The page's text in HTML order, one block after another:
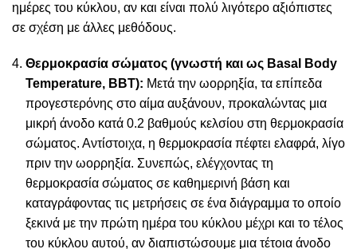
ημέρες του κύκλου, αν και είναι πολύ λιγότερο αξιόπιστες
σε σχέση με άλλες μεθόδους.
Θερμοκρασία σώματος (γνωστή και ως Basal Body
Temperature, BBT): Μετά την ωορρηξία, τα επίπεδα
προγεστερόνης στο αίμα αυξάνουν, προκαλώντας μια
μικρή άνοδο κατά 0.2 βαθμούς κελσίου στη θερμοκρασία
σώματος. Αντίστοιχα, η θερμοκρασία πέφτει ελαφρά, λίγο
πριν την ωορρηξία. Συνεπώς, ελέγχοντας τη
θερμοκρασία σώματος σε καθημερινή βάση και
καταγράφοντας τις μετρήσεις σε ένα διάγραμμα το οποίο
ξεκινά με την πρώτη ημέρα του κύκλου μέχρι και το τέλος
του κύκλου αυτού, αν διαπιστώσουμε μια τέτοια άνοδο